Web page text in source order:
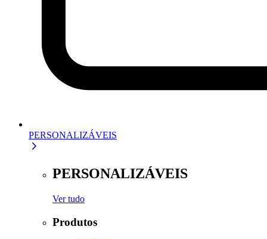
PERSONALIZÁVEIS
PERSONALIZÁVEIS
Ver tudo
Produtos